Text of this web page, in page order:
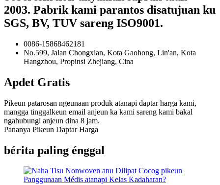
2003. Pabrik kami parantos disatujuan ku
SGS, BV, TUV sareng ISO9001.
0086-15868462181
No.599, Jalan Chongxian, Kota Gaohong, Lin'an, Kota
Hangzhou, Propinsi Zhejiang, Cina
Apdet Gratis
Pikeun patarosan ngeunaan produk atanapi daptar harga kami,
mangga tinggalkeun email anjeun ka kami sareng kami bakal
ngahubungi anjeun dina 8 jam.
Pananya Pikeun Daptar Harga
bérita paling énggal